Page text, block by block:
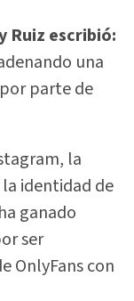
Ruiz escribió:
una
parte de
la
identidad de
ganado
ser
OnlyFans con